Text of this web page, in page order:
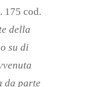
175 cod.
della
su di
da parte